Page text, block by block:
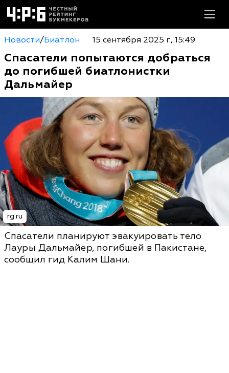
Новости/Биатлон 15 сентября 2025 г., 15:49
Спасатели попытаются добраться
до погибшей биатлонистки
Дальмайер
rg.ru
Спасатели планируют эвакуировать тело
Лауры Дальмайер, погибшей в Пакистане,
сообщил гид Калим Шани.